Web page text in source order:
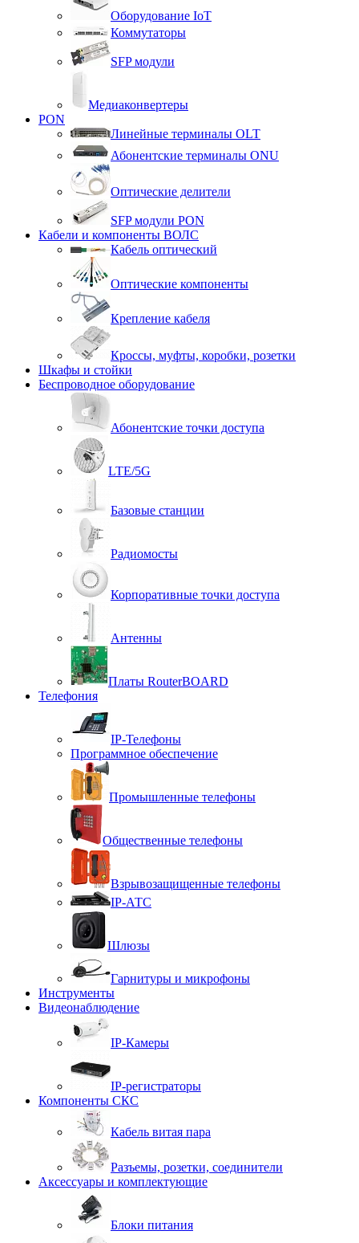
Оборудование IoT
Коммутаторы
SFP модули
Медиаконвертеры
PON
Линейные терминалы OLT
Абонентские терминалы ONU
Оптические делители
SFP модули PON
Кабели и компоненты ВОЛС
Кабель оптический
Оптические компоненты
Крепление кабеля
Кроссы, муфты, коробки, розетки
Шкафы и стойки
Беспроводное оборудование
Абонентские точки доступа
LTE/5G
Базовые станции
Радиомосты
Корпоративные точки доступа
Антенны
Платы RouterBOARD
Телефония
IP-Телефоны
Программное обеспечение
Промышленные телефоны
Общественные телефоны
Взрывозащищенные телефоны
IP-АТС
Шлюзы
Гарнитуры и микрофоны
Инструменты
Видеонаблюдение
IP-Камеры
IP-регистраторы
Компоненты СКС
Кабель витая пара
Разъемы, розетки, соединители
Аксессуары и комплектующие
Блоки питания